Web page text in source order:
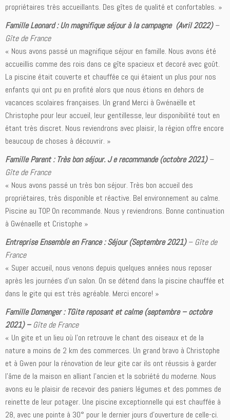
propriétaires très accueillants. Des gîtes de qualité et confortables. »
Famille Leonard : Un magnifique séjour à la campagne (Avril 2022)–
Gîte de France
« Nous avons passé un magnifique séjour en famille. Nous avons été
accueillis comme des rois dans ce gîte spacieux et decoré avec goût.
La piscine était couverte et chauffée ce qui étaient un plus pour nos
enfants qui ont pu en profité alors que nous étions en dehors de
vacances scolaires françaises. Un grand Merci à Gwénaëlle et
Christophe pour leur accueil, leur gentillesse, leur disponibilité tout en
étant très discret. Nous reviendrons avec plaisir, la région offre encore
beaucoup de choses à découvrir. »
Famille Parent : Très bon séjour. J e recommande (octobre 2021)–
Gîte de France
« Nous avons passé un très bon séjour. Très bon accueil des
propriétaires, très disponible et réactive. Bel environnement au calme.
Piscine au TOP. On recommande. Nous y reviendrons. Bonne continuation
à Gwénaelle et Cristophe »
Entreprise Ensemble en France : Séjour (Septembre 2021)– Gîte de
France
« Super accueil, nous venons depuis quelques années nous reposer
après les journées d’un salon. On se détend dans la piscine chauffée et
dans le gite qui est très agréable. Merci encore! »
Famille Domenger : TGite reposant et calme (septembre – octobre
2021) –Gîte de France
« Un gite et un lieu où l’on retrouve le chant des oiseaux et de la
nature a moins de 2 km des commerces. Un grand bravo à Christophe
et à Gwen pour la rénovation de leur gite car ils ont réussis à garder
l’âme de la maison en alliant l’ancien et la sobriété du moderne. Nous
avons eu le plaisir de recevoir des paniers légumes et des pommes de
reinette de leur potager. Une piscine exceptionnelle qui est chauffée à
28, avec une pointe à 30° pour le dernier jours d’ouverture de celle-ci.